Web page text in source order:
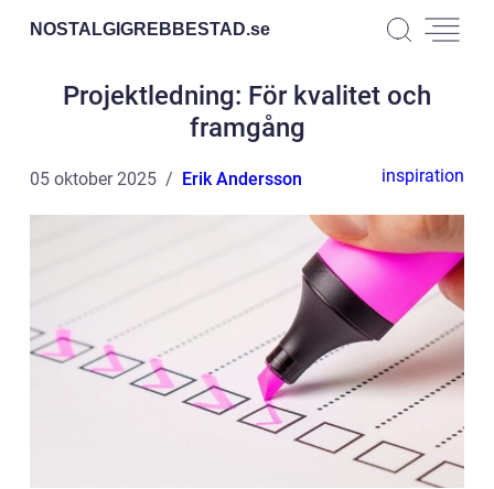
NOSTALGIGREBBESTAD.se
Projektledning: För kvalitet och
framgång
05 oktober 2025 Erik Andersson inspiration